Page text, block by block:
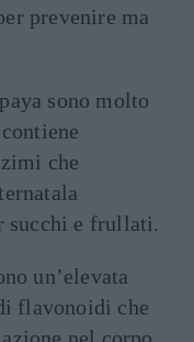
prevenire ma
sono molto
che
succhi e frullati.
un’elevata
flavonoidi che